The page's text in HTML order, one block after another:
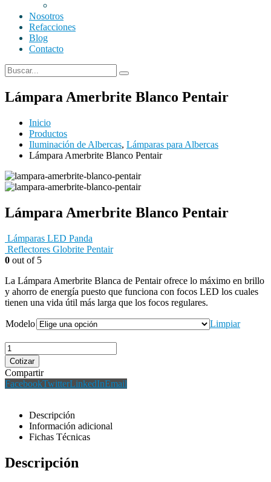
Nosotros
Refacciones
Blog
Contacto
Lámpara Amerbrite Blanco Pentair
Inicio
Productos
Iluminación de Albercas, Lámparas para Albercas
Lámpara Amerbrite Blanco Pentair
Lámpara Amerbrite Blanco Pentair
Lámparas LED Panda
Reflectores Globrite Pentair
0 out of 5
La Lámpara Amerbrite Blanca de Pentair ofrece lo máximo en brillo
y ahorro de energía puesto que funciona con focos LED los cuales
tienen una vida útil más larga que los focos regulares.
Modelo Limpiar
Cotizar
Compartir
FacebookTwitterLinkedInEmail
Descripción
Información adicional
Fichas Técnicas
Descripción